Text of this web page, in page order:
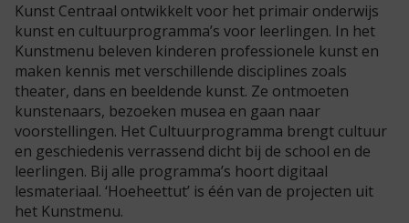
Kunst Centraal ontwikkelt voor het primair onderwijs
kunst en cultuurprogramma’s voor leerlingen. In het
Kunstmenu beleven kinderen professionele kunst en
maken kennis met verschillende disciplines zoals
theater, dans en beeldende kunst. Ze ontmoeten
kunstenaars, bezoeken musea en gaan naar
voorstellingen. Het Cultuurprogramma brengt cultuur
en geschiedenis verrassend dicht bij de school en de
leerlingen. Bij alle programma’s hoort digitaal
lesmateriaal. ‘Hoeheettut’ is één van de projecten uit
het Kunstmenu.